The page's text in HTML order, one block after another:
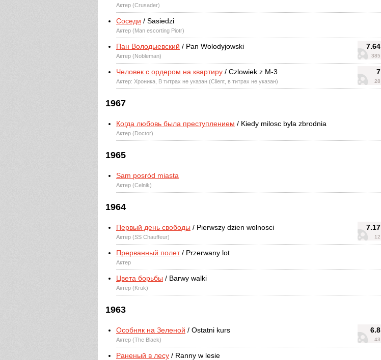
Актер (Crusader)
Соседи / Sasiedzi
Актер (Man escorting Piotr)
7.64
385
Пан Володыевский / Pan Wolodyjowski
Актер (Nobleman)
7
28
Человек с ордером на квартиру / Czlowiek z M-3
Актер: Хроника, В титрах не указан (Client, в титрах не указан)
1967
Когда любовь была преступлением / Kiedy milosc byla zbrodnia
Актер (Doctor)
1965
Sam posród miasta
Актер (Celnik)
1964
7.17
12
Первый день свободы / Pierwszy dzien wolnosci
Актер (SS Chauffeur)
Прерванный полет/ Przerwany lot
Актер
Цвета борьбы / Barwy walki
Актер (Kruk)
1963
6.8
43
Особняк на Зеленой / Ostatni kurs
Актер (The Black)
Раненый в лесу / Ranny w lesie